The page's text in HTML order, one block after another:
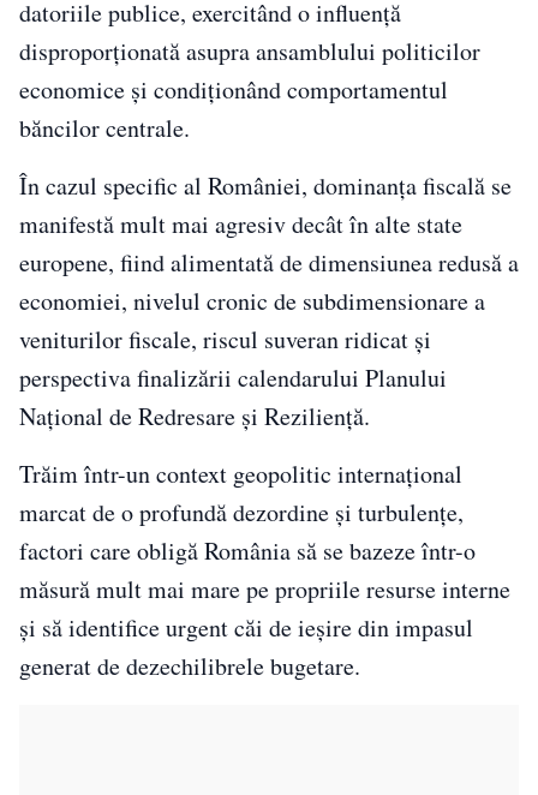
datoriile publice, exercitând o influență
disproporționată asupra ansamblului politicilor
economice și condiționând comportamentul
băncilor centrale.
În cazul specific al României, dominanța fiscală se
manifestă mult mai agresiv decât în alte state
europene, fiind alimentată de dimensiunea redusă a
economiei, nivelul cronic de subdimensionare a
veniturilor fiscale, riscul suveran ridicat și
perspectiva finalizării calendarului Planului
Național de Redresare și Reziliență.
Trăim într-un context geopolitic internațional
marcat de o profundă dezordine și turbulențe,
factori care obligă România să se bazeze într-o
măsură mult mai mare pe propriile resurse interne
și să identifice urgent căi de ieșire din impasul
generat de dezechilibrele bugetare.